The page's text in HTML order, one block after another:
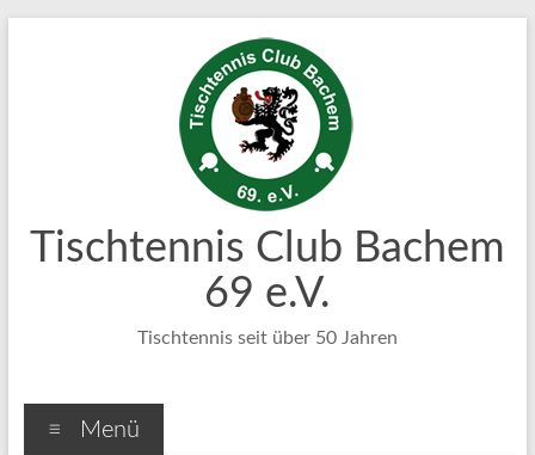
Tischtennis Club Bachem
69 e.V.
Tischtennis seit über 50 Jahren
Menü